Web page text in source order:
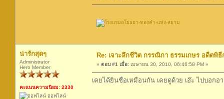
น่ารักสุดๆ
Administrator
Hero Member
คะแนนความนิยม: 2330
ออฟไลน์
Re: เจาะลึกชีวิต กรรณิกา ธรรมเกษร อดีตพิธี
« ตอบ #1 เมื่อ: เมษายน 30, 2010, 06:46:58 PM »
เคยได้ยินชื่อเหมือนกัน เคยดูด้วย เอ๊ะ ไปบอกอ